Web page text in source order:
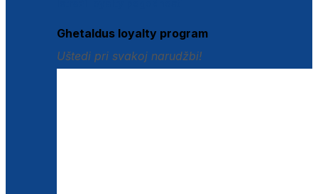
Ghetaldus loyalty program
Uštedi pri svakoj narudžbi!